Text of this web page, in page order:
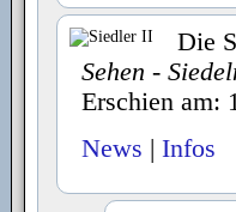
Die
Sehen -
Erschien am:
News | Infos